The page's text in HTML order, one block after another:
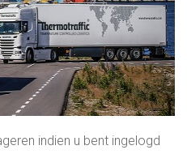
indien u bent ingelogd